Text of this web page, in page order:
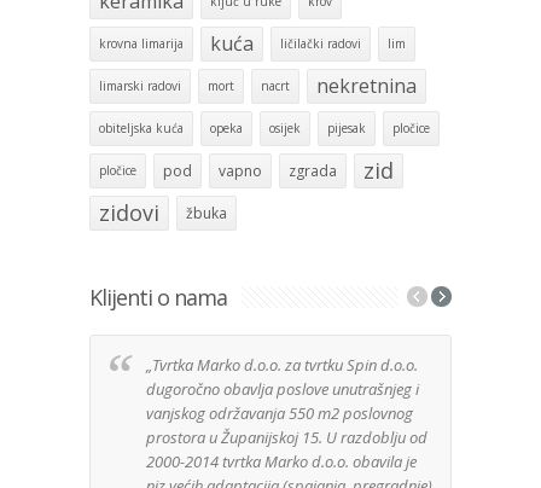
krovna limarija kuća ličilački radovi lim
limarski radovi mort nacrt nekretnina
obiteljska kuća opeka osijek pijesak pločice
pločice pod vapno zgrada
zid
zidovi
žbuka
Klijenti o nama
„Tvrtka Marko d.o.o. za tvrtku Spin d.o.o.
dugoročno obavlja poslove unutrašnjeg i
vanjskog održavanja 550 m2 poslovnog
prostora u Županijskoj 15. U razdoblju od
2000-2014 tvrtka Marko d.o.o. obavila je